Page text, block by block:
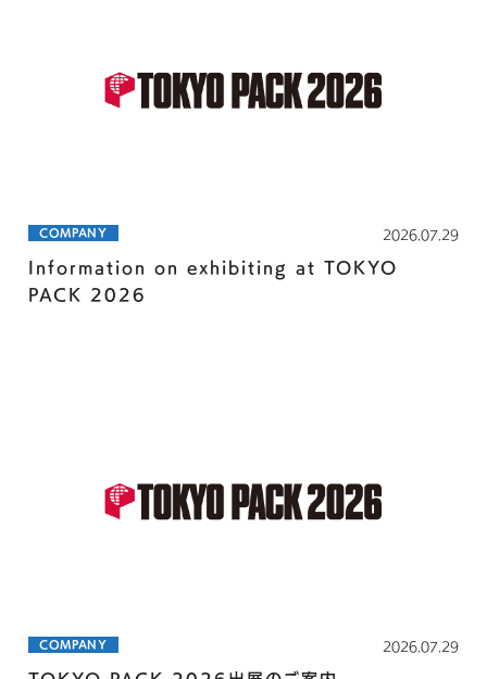
COMPANY 2026.07.29
Information on exhibiting at TOKYO
PACK 2026
COMPANY 2026.07.29